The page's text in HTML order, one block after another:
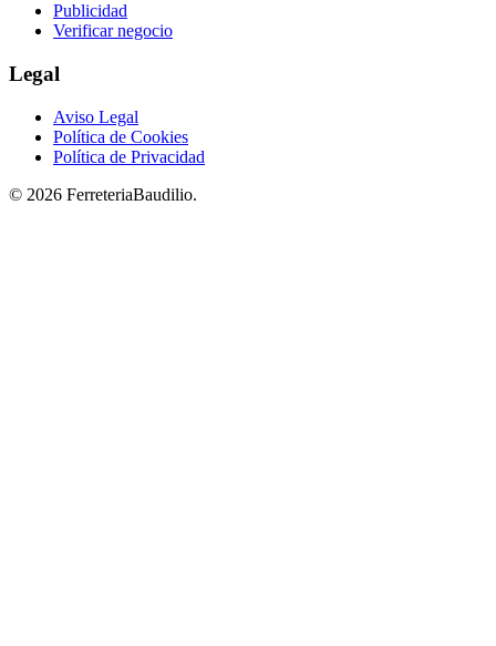
Publicidad
Verificar negocio
Legal
Aviso Legal
Política de Cookies
Política de Privacidad
© 2026 FerreteriaBaudilio.